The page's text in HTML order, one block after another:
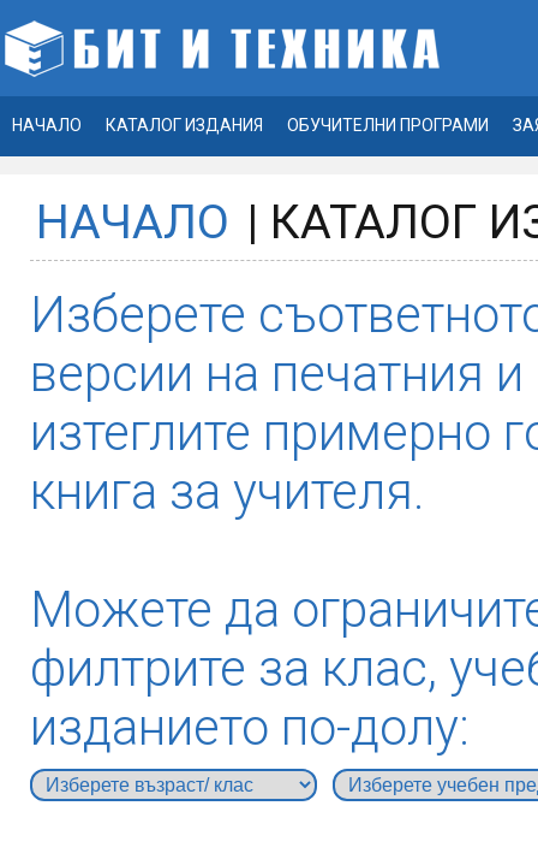
НАЧАЛО КАТАЛОГ ИЗДАНИЯ ОБУЧИТЕЛНИ ПРОГРАМИ
НАЧАЛО | КАТАЛОГ
Изберете
версии на печатния
изтеглите примерно
книга за учителя.
Можете да
филтрите за клас,
изданието по-долу: